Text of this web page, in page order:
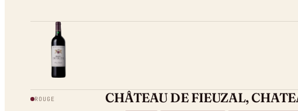
ROUGE CHÂTEAU DE FIEUZAL,